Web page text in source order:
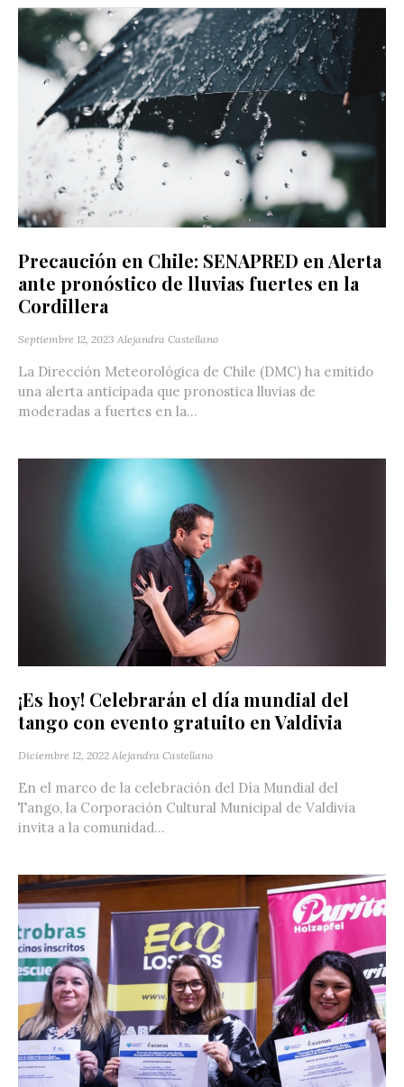
Precaución en Chile: SENAPRED en Alerta
ante pronóstico de lluvias fuertes en la
Cordillera
Septiembre 12, 2023 Alejandra Castellano
La Dirección Meteorológica de Chile (DMC) ha emitido
una alerta anticipada que pronostica lluvias de
moderadas a fuertes en la...
¡Es hoy! Celebrarán el día mundial del
tango con evento gratuito en Valdivia
Diciembre 12, 2022 Alejandra Castellano
En el marco de la celebración del Día Mundial del
Tango, la Corporación Cultural Municipal de Valdivia
invita a la comunidad...